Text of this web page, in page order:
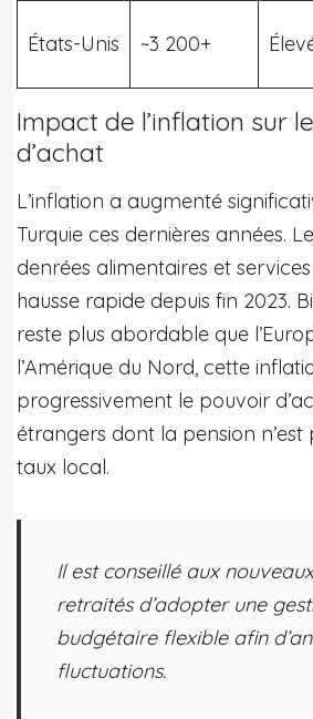
États-Unis ~3 200+
Impact de l’inflation sur
d’achat
L’inflation a augmenté
Turquie ces dernières années.
denrées alimentaires et
hausse rapide depuis fin 2023.
reste plus abordable que
l’Amérique du Nord, cette
progressivement le pouvoir
étrangers dont la pension n’est
taux local.
Il est conseillé aux
retraités d’adopter une
budgétaire flexible afin
fluctuations.